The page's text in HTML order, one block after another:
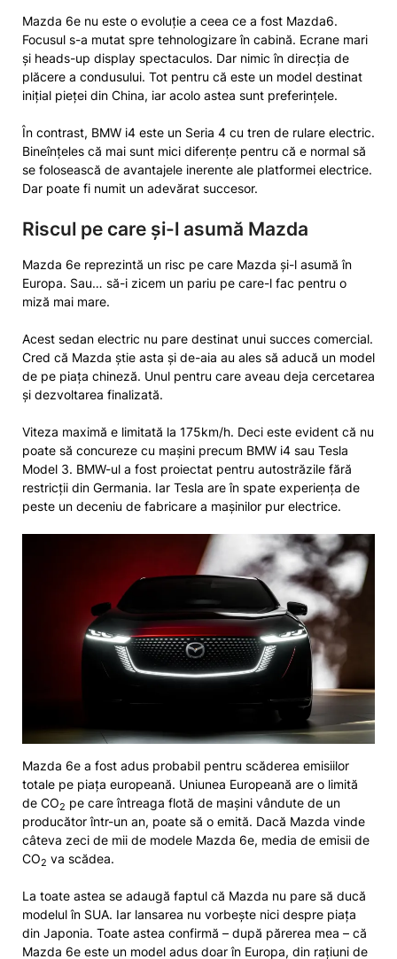
Mazda 6e nu este o evoluție a ceea ce a fost Mazda6.
Focusul s-a mutat spre tehnologizare în cabină. Ecrane mari
și heads-up display spectaculos. Dar nimic în direcția de
plăcere a condusului. Tot pentru că este un model destinat
inițial pieței din China, iar acolo astea sunt preferințele.
În contrast, BMW i4 este un Seria 4 cu tren de rulare electric.
Bineînțeles că mai sunt mici diferențe pentru că e normal să
se folosească de avantajele inerente ale platformei electrice.
Dar poate fi numit un adevărat succesor.
Riscul pe care și-l asumă Mazda
Mazda 6e reprezintă un risc pe care Mazda și-l asumă în
Europa. Sau… să-i zicem un pariu pe care-l fac pentru o
miză mai mare.
Acest sedan electric nu pare destinat unui succes comercial.
Cred că Mazda știe asta și de-aia au ales să aducă un model
de pe piața chineză. Unul pentru care aveau deja cercetarea
și dezvoltarea finalizată.
Viteza maximă e limitată la 175km/h. Deci este evident că nu
poate să concureze cu mașini precum BMW i4 sau Tesla
Model 3. BMW-ul a fost proiectat pentru autostrăzile fără
restricții din Germania. Iar Tesla are în spate experiența de
peste un deceniu de fabricare a mașinilor pur electrice.
Mazda 6e a fost adus probabil pentru scăderea emisiilor
totale pe piața europeană. Uniunea Europeană are o limită
de CO2 pe care întreaga flotă de mașini vândute de un
producător într-un an, poate să o emită. Dacă Mazda vinde
câteva zeci de mii de modele Mazda 6e, media de emisii de
CO2 va scădea.
La toate astea se adaugă faptul că Mazda nu pare să ducă
modelul în SUA. Iar lansarea nu vorbește nici despre piața
din Japonia. Toate astea confirmă – după părerea mea – că
Mazda 6e este un model adus doar în Europa, din rațiuni de